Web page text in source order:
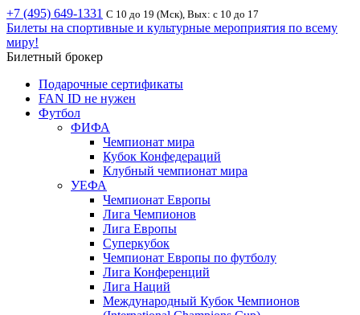
+7 (495) 649-1331 С 10 до 19 (Мск), Вых: с 10 до 17
Билеты на спортивные и культурные мероприятия по всему
миру!
Билетный брокер
Подарочные сертификаты
FAN ID не нужен
Футбол
ФИФА
Чемпионат мира
Кубок Конфедераций
Клубный чемпионат мира
УЕФА
Чемпионат Европы
Лига Чемпионов
Лига Европы
Суперкубок
Чемпионат Европы по футболу
Лига Конференций
Лига Наций
Международный Кубок Чемпионов